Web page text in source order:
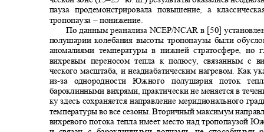
пауза продемонстрировала повышение, а
тропопауза–понижение.
По данным реанализаNCEP/NCARв [50]
полушарии колебания высоты тропопаузы были
аномалиями температуры в нижней стратосфере,
вихревым переносом тепла к полюсу, связанным с
ческого масштаба, и неадиабатическим нагревом. Как
из-за однородности Южного полушария поток
бароклинными вихрями, практически не меняется в
ку здесь сохраняется направление меридионального
температуры во все сезоны. Вторичный максимум
вихревого потока тепла имеет место над тропопаузой